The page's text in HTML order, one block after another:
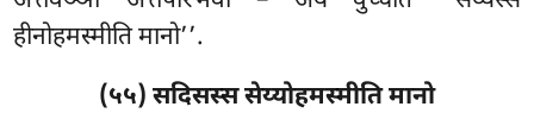
हीनोहमस्मीति मानो’’.
(५५) सदिसस्स सेय्योहमस्मीति मानो